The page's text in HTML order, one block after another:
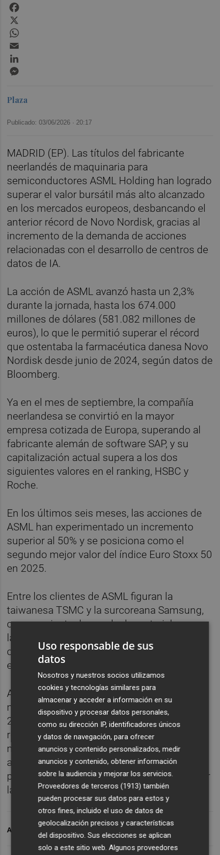
Plaza
Publicado: 03/06/2026 · 20:17
MADRID (EP). Las títulos del fabricante
neerlandés de maquinaria para
semiconductores ASML Holding han logrado
superar el valor bursátil más alto alcanzado
en los mercados europeos, desbancando el
anterior récord de Novo Nordisk, gracias al
incremento de la demanda de acciones
relacionadas con el desarrollo de centros de
datos de IA.
La acción de ASML avanzó hasta un 2,3%
durante la jornada, hasta los 674.000
millones de dólares (581.082 millones de
euros), lo que le permitió superar el récord
que ostentaba la farmacéutica danesa Novo
Nordisk desde junio de 2024, según datos de
Bloomberg.
Ya en el mes de septiembre, la compañía
neerlandesa se convirtió en la mayor
empresa cotizada de Europa, superando al
fabricante alemán de software SAP, y su
capitalización actual supera a los dos
siguientes valores en el ranking, HSBC y
Roche.
En los últimos seis meses, las acciones de
ASML han experimentado un incremento
superior al 50% y se posiciona como el
segundo mejor valor del índice Euro Stoxx 50
en 2025.
Entre los clientes de ASML figuran la
taiwanesa TSMC y la surcoreana Samsung,
cuya creciente demanda de materiales para
la fabricación de chips ha puesto en jaque la
capacidad de la compañía para alcanzar
estas necesidades.
ASML obtuvo un beneficio neto de 2.757
millones de euros en el primer trimestre de
2026, lo que supuso una caída del 2,9%
respecto del resultado anotado por la
multinacional en el mismo periodo del año
anterior, aunque la firma revisó al alza sus
previsiones de crecimiento de las ventas por
la demanda relacionada con la IA.
ARCHIVADO EN
Uso responsable de sus
datos
Nosotros y nuestros socios utilizamos
cookies y tecnologías similares para
almacenar y acceder a información en su
dispositivo y procesar datos personales,
como su dirección IP, identificadores únicos
y datos de navegación, para ofrecer
anuncios y contenido personalizados, medir
anuncios y contenido, obtener información
sobre la audiencia y mejorar los servicios.
Proveedores de terceros (1913) también
pueden procesar sus datos para estos y
otros fines, incluido el uso de datos de
geolocalización precisos y características
del dispositivo. Sus elecciones se aplican
solo a este sitio web. Algunos proveedores